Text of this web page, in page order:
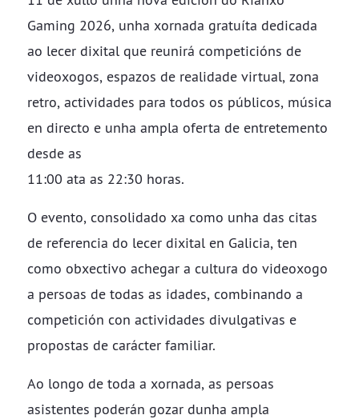
Gaming 2026, unha xornada gratuíta dedicada
ao lecer dixital que reunirá competicións de
videoxogos, espazos de realidade virtual, zona
retro, actividades para todos os públicos, música
en directo e unha ampla oferta de entretemento
desde as
11:00 ata as 22:30 horas.
O evento, consolidado xa como unha das citas
de referencia do lecer dixital en Galicia, ten
como obxectivo achegar a cultura do videoxogo
a persoas de todas as idades, combinando a
competición con actividades divulgativas e
propostas de carácter familiar.
Ao longo de toda a xornada, as persoas
asistentes poderán gozar dunha ampla